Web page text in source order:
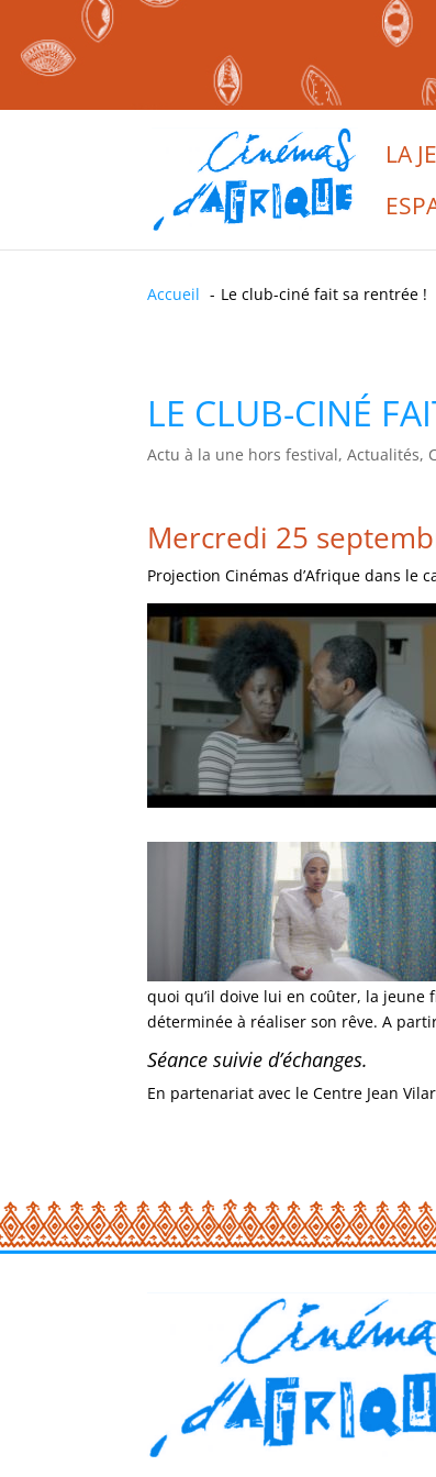
LA
Accueil Le club-ciné fait sa rentrée !
LE CLUB-CINÉ
Actu à la une hors festival, Actualités,
Mercredi 25
Projection Cinémas d’Afrique dans le
quoi qu’il doive lui en coûter, la jeune
déterminée à réaliser son rêve. A
Séance suivie d’échanges.
En partenariat avec le Centre Jean